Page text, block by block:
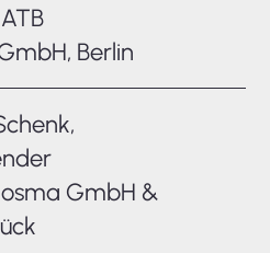
Berlin
GmbH &